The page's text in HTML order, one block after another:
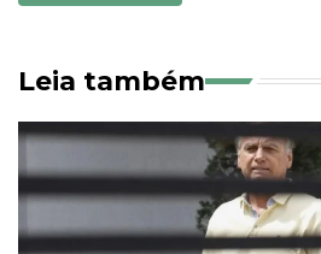
Leia também